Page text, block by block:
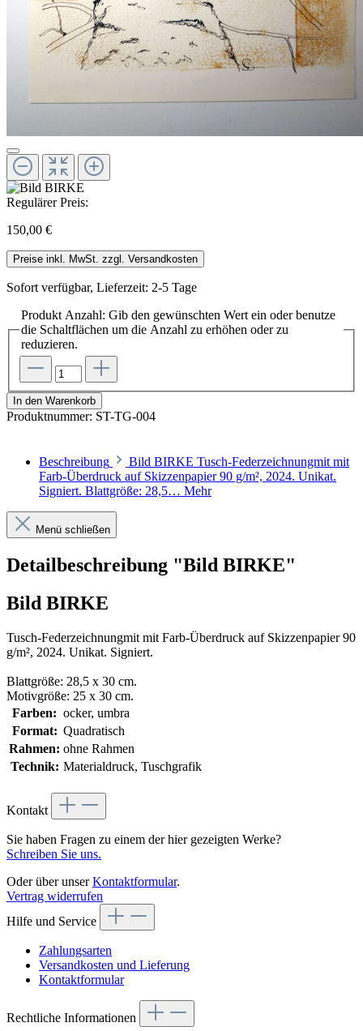
Regulärer Preis:
150,00 €
Preise inkl. MwSt. zzgl. Versandkosten
Sofort verfügbar, Lieferzeit: 2-5 Tage
Produkt Anzahl: Gib den gewünschten Wert ein oder benutze
die Schaltflächen um die Anzahl zu erhöhen oder zu
reduzieren.
In den Warenkorb
Produktnummer: ST-TG-004
Beschreibung
Bild BIRKE Tusch-Federzeichnungmit mit
Farb-Überdruck auf Skizzenpapier 90 g/m², 2024. Unikat.
Signiert. Blattgröße: 28,5… Mehr
Menü schließen
Detailbeschreibung "Bild BIRKE"
Bild BIRKE
Tusch-Federzeichnungmit mit Farb-Überdruck auf Skizzenpapier 90
g/m², 2024. Unikat. Signiert.
Blattgröße: 28,5 x 30 cm.
Motivgröße: 25 x 30 cm.
Farben: ocker, umbra
Format: Quadratisch
Rahmen: ohne Rahmen
Technik: Materialdruck, Tuschgrafik
Kontakt
Sie haben Fragen zu einem der hier gezeigten Werke?
Schreiben Sie uns.
Oder über unserKontaktformular.
Vertrag widerrufen
Hilfe und Service
Zahlungsarten
Versandkosten und Lieferung
Kontaktformular
Rechtliche Informationen